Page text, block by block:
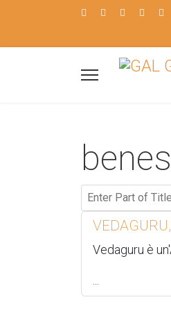
Enter Part of Title
Vedaguru è